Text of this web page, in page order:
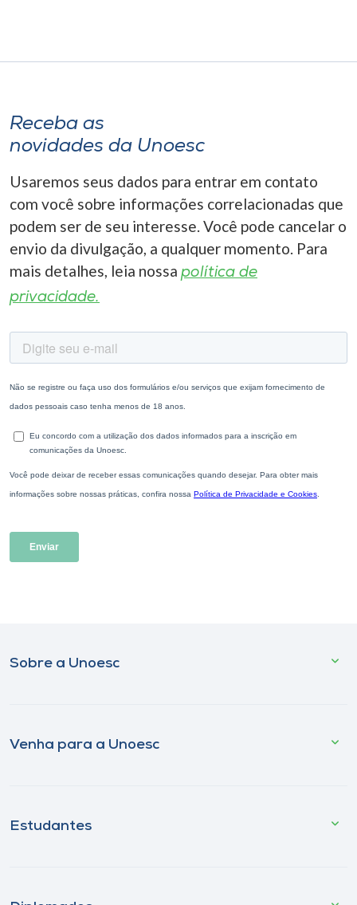
Receba as
novidades da Unoesc
Usaremos seus dados para entrar em contato
com você sobre informações correlacionadas que
podem ser de seu interesse. Você pode cancelar o
envio da divulgação, a qualquer momento. Para
mais detalhes, leia nossa política de
privacidade.
Sobre a Unoesc
Venha para a Unoesc
Estudantes